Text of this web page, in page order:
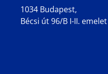
1034 Budapest,
Bécsi út 96/B I-II. emelet